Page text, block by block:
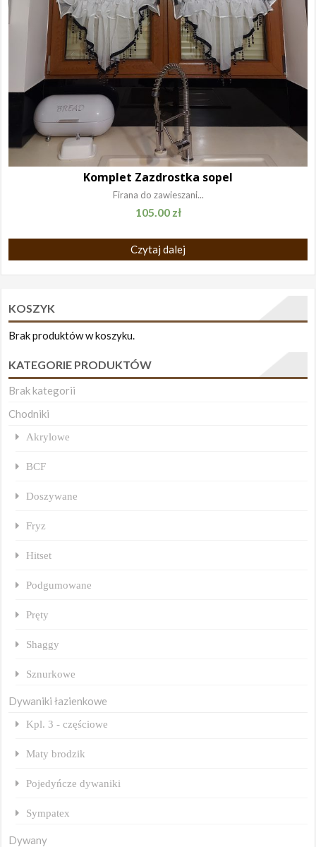
Komplet Zazdrostka sopel
Firana do zawieszani...
105.00 zł
Czytaj dalej
KOSZYK
Brak produktów w koszyku.
KATEGORIE PRODUKTÓW
Brak kategorii
Chodniki
Akrylowe
BCF
Doszywane
Fryz
Hitset
Podgumowane
Pręty
Shaggy
Sznurkowe
Dywaniki łazienkowe
Kpl. 3 - częściowe
Maty brodzik
Pojedyńcze dywaniki
Sympatex
Dywany